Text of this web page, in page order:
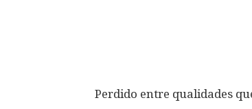
Perdido entre qualidades